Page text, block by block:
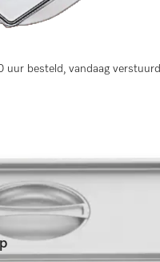
7000.
uur besteld, vandaag verstuurd